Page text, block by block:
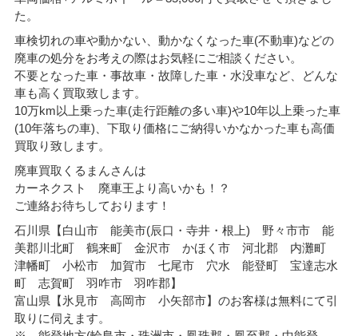
た。
車検切れの車や動かない、動かなくなった車(不動車)などの
廃車の処分をお考えの際はお気軽にご相談ください。
不要となった車・事故車・故障した車・水没車など、どんな
車も高く買取致します。
10万km以上乗った車(走行距離の多い車)や10年以上乗った車
(10年落ちの車)、下取り価格にご納得いかなかった車も高価
買取り致します。
廃車買取くるまんさんは
カーネクスト 廃車王より高いかも！？
ご連絡お待ちしております！
石川県【白山市 能美市(辰口・寺井・根上) 野々市市 能
美郡川北町 鶴来町 金沢市 かほく市 河北郡 内灘町
津幡町 小松市 加賀市 七尾市 穴水 能登町 宝達志水
町 志賀町 羽咋市 羽咋郡】
富山県【氷見市 高岡市 小矢部市】のお客様は無料にて引
取りに伺えます。